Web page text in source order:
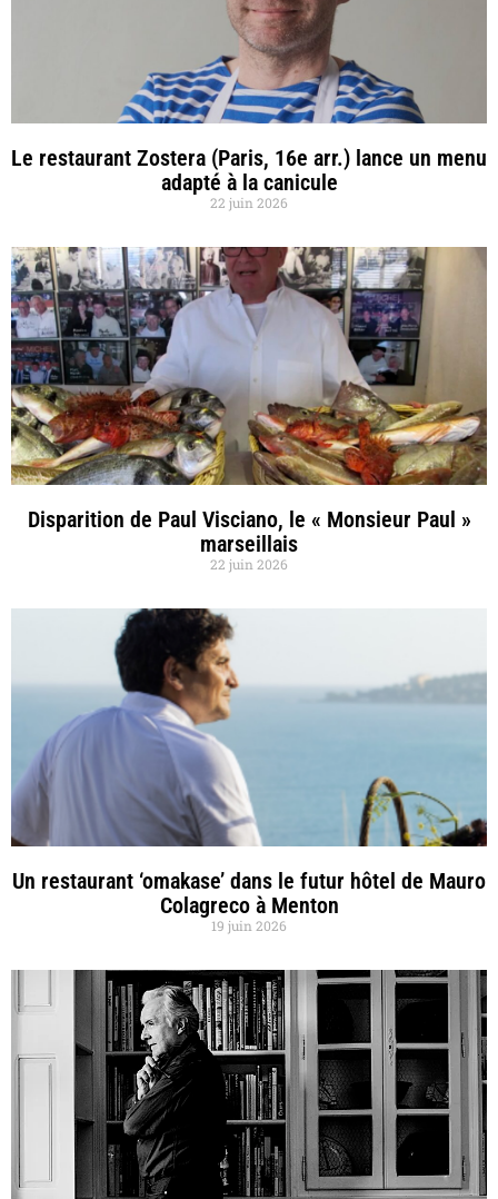
Le restaurant Zostera (Paris, 16e arr.) lance un menu
adapté à la canicule
22 juin 2026
Disparition de Paul Visciano, le « Monsieur Paul »
marseillais
22 juin 2026
Un restaurant ‘omakase’ dans le futur hôtel de Mauro
Colagreco à Menton
19 juin 2026